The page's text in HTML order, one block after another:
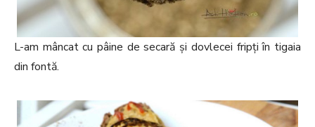
L-am mâncat cu pâine de secară și dovlecei fripți în tigaia
din fontă.